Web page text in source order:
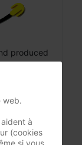
produced
privates
Rente,
fix.at
web.
à
(cookies
si vous